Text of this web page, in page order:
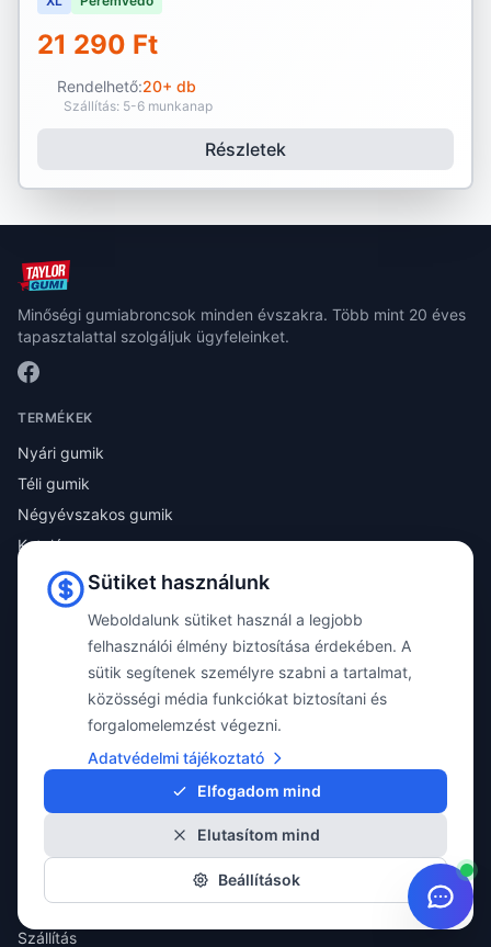
21 290 Ft
Rendelhető:20+ db
Szállítás: 5-6 munkanap
Részletek
Minőségi gumiabroncsok minden évszakra. Több mint 20 éves
tapasztalattal szolgáljuk ügyfeleinket.
TERMÉKEK
Nyári gumik
Téli gumik
Négyévszakos gumik
Katalógus
Összes termék
MOBIL ALKALMAZÁS
Töltse le díjmentes MyPoint-S mobil alkalmazásunkat a személyre szabott
kiszolgálásért!
✓ Tervezhető időpontok
✓ Átlátható szerelési folyamat
ÁSZF
Szállítás
Sütiket használunk
Weboldalunk sütiket használ a legjobb
felhasználói élmény biztosítása érdekében. A
sütik segítenek személyre szabni a tartalmat,
közösségi média funkciókat biztosítani és
forgalomelemzést végezni.
Adatvédelmi tájékoztató
Elfogadom mind
Elutasítom mind
Beállítások